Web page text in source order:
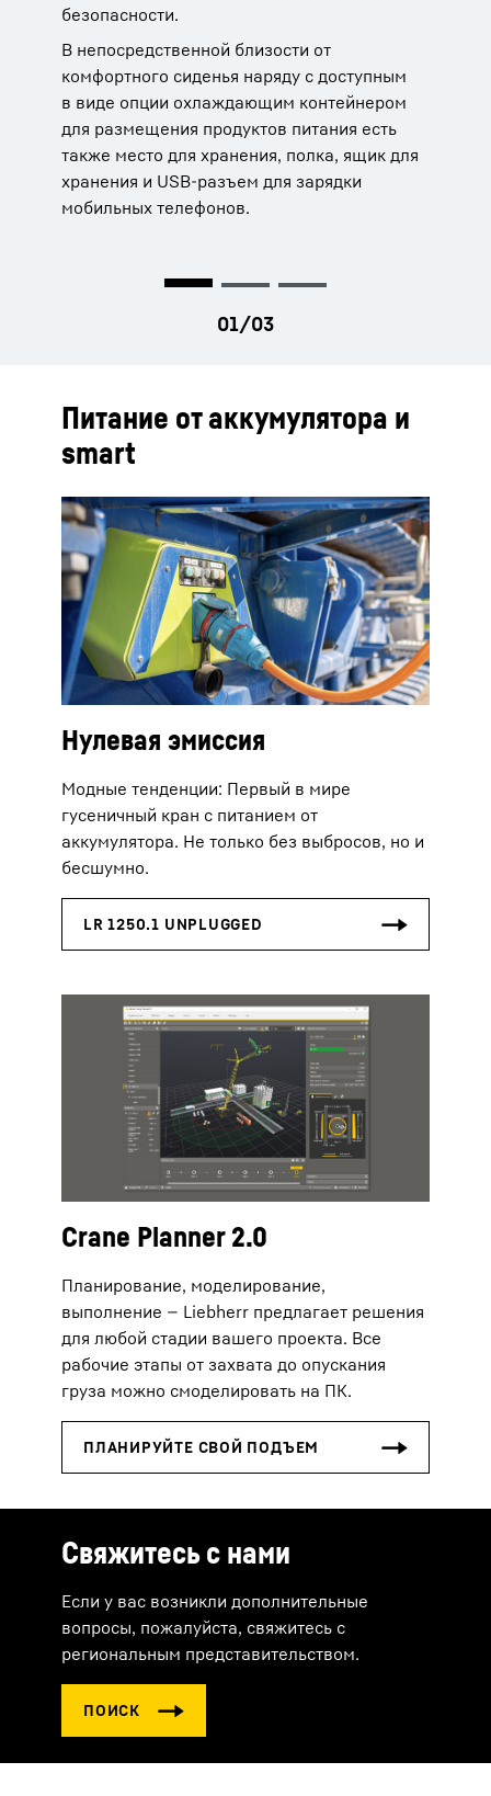
безопасности.
В непосредственной близости от
комфортного сиденья наряду с доступным
в виде опции охлаждающим контейнером
для размещения продуктов питания есть
также место для хранения, полка, ящик для
хранения и USB-разъем для зарядки
мобильных телефонов.
Эргономичные элементы управления и
Система кондиционирования
Солнцезащита
Защита от шума
зоны. Если рабочая зона находится вне поля
зрения, на помощь приходит система
видеокамер, которая позволяет исключить
любые слепые зоны.
Питание от аккумулятора и
smart
Нулевая эмиссия
Модные тенденции: Первый в мире
гусеничный кран с питанием от
аккумулятора. Не только без выбросов, но и
бесшумно.
Crane Planner 2.0
Планирование, моделирование,
выполнение — Liebherr предлагает решения
для любой стадии вашего проекта. Все
рабочие этапы от захвата до опускания
груза можно смоделировать на ПК.
Свяжитесь с нами
Если у вас возникли дополнительные
вопросы, пожалуйста, свяжитесь с
региональным представительством.